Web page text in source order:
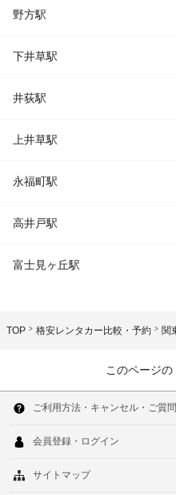
野方駅
下井草駅
井荻駅
上井草駅
永福町駅
高井戸駅
富士見ヶ丘駅
TOP 格安レンタカー比較・予約 関
このページ